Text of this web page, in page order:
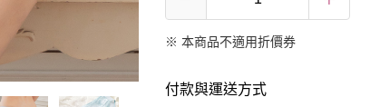
※ 本商品不適用折價券
付款與運送方式